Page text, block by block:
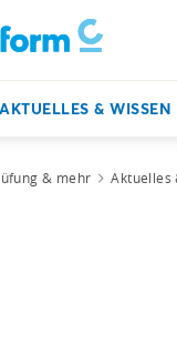
AKTUELLES & WISSEN
& mehr Aktuelles